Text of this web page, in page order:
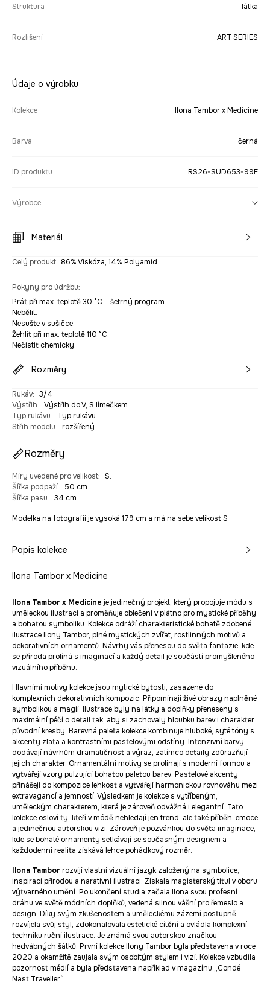
Struktura látka
Rozlišení ART SERIES
Údaje o výrobku
Kolekce Ilona Tambor x Medicine
Barva černá
ID produktu RS26-SUD653-99E
Výrobce
Materiál
Celý produkt: 86% Viskóza, 14% Polyamid
Pokyny pro údržbu:
Prát při max. teplotě 30 °C – šetrný program.
Nebělit.
Nesušte v sušičce.
Žehlit při max. teplotě 110 °C.
Nečistit chemicky.
Rozměry
Rukáv: 3/4
Výstřih: Výstřih do V, S límečkem
Typ rukávu:
Typ rukávu
Střih modelu: rozšířený
Rozměry
Míry uvedené pro velikost: S.
Šířka podpaží:
50 cm
Šířka pasu: 34 cm
Modelka na fotografii je vysoká 179 cm a má na sebe velikost S
Popis kolekce
Ilona Tambor x Medicine
Ilona Tambor x Medicine je jedinečný projekt, který propojuje módu s
uměleckou ilustrací a proměňuje oblečení v plátno pro mystické příběhy
a bohatou symboliku. Kolekce odráží charakteristické bohatě zdobené
ilustrace Ilony Tambor, plné mystických zvířat, rostlinných motivů a
dekorativních ornamentů. Návrhy vás přenesou do světa fantazie, kde
se příroda prolíná s imaginací a každý detail je součástí promyšleného
vizuálního příběhu.
Hlavními motivy kolekce jsou mytické bytosti, zasazené do
komplexních dekorativních kompozic. Připomínají živé obrazy naplněné
symbolikou a magií. Ilustrace byly na látky a doplňky přeneseny s
maximální péčí o detail tak, aby si zachovaly hloubku barev i charakter
původní kresby. Barevná paleta kolekce kombinuje hluboké, syté tóny s
akcenty zlata a kontrastními pastelovými odstíny. Intenzivní barvy
dodávají návrhům dramatičnost a výraz, zatímco detaily zdůrazňují
jejich charakter. Ornamentální motivy se prolínají s moderní formou a
vytvářejí vzory pulzující bohatou paletou barev. Pastelové akcenty
přinášejí do kompozice lehkost a vytvářejí harmonickou rovnováhu mezi
extravagancí a jemností. Výsledkem je kolekce s vytříbeným,
uměleckým charakterem, která je zároveň odvážná i elegantní. Tato
kolekce osloví ty, kteří v módě nehledají jen trend, ale také příběh, emoce
a jedinečnou autorskou vizi. Zároveň je pozvánkou do světa imaginace,
kde se bohaté ornamenty setkávají se současným designem a
každodenní realita získává lehce pohádkový rozměr.
Ilona Tambor rozvíjí vlastní vizuální jazyk založený na symbolice,
inspiraci přírodou a narativní ilustraci. Získala magisterský titul v oboru
výtvarného umění. Po ukončení studia začala Ilona svou profesní
dráhu ve světě módních doplňků, vedená silnou vášní pro řemeslo a
design. Díky svým zkušenostem a uměleckému zázemí postupně
rozvíjela svůj styl, zdokonalovala estetické cítění a ovládla komplexní
techniku ruční ilustrace. Je známá svou autorskou značkou
hedvábných šátků. První kolekce Ilony Tambor byla představena v roce
2020 a okamžitě zaujala svým osobitým stylem i vizí. Kolekce vzbudila
pozornost médií a byla představena například v magazínu „Condé
Nast Traveller“.